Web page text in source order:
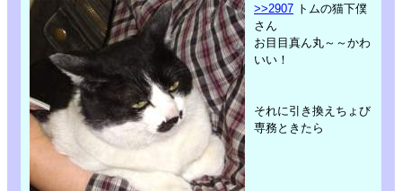
>>2907 トムの猫下僕
さん
お目目真ん丸～～かわ
いい！
それに引き換えちょび
専務ときたら